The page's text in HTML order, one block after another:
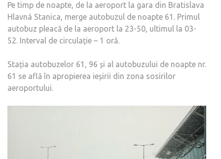
Pe timp de noapte, de la aeroport la gara din Bratislava
Hlavná Stanica, merge autobuzul de noapte 61. Primul
autobuz pleacă de la aeroport la 23-50, ultimul la 03-
52. Interval de circulație – 1 oră.
Stația autobuzelor 61, 96 și al autobuzului de noapte nr.
61 se află în apropierea ieșirii din zona sosirilor
aeroportului.